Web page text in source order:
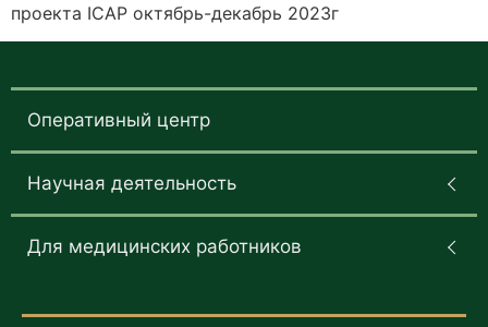
проекта ICAP октябрь-декабрь 2023г
Оперативный центр
Научная деятельность
Для медицинских работников